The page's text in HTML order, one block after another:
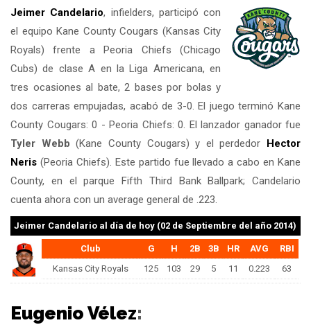
Jeimer Candelario, infielders, participó con
el equipo Kane County Cougars (Kansas City
Royals) frente a Peoria Chiefs (Chicago
Cubs) de clase A en la Liga Americana, en
tres ocasiones al bate, 2 bases por bolas y
dos carreras empujadas, acabó de 3-0. El juego terminó Kane
County Cougars: 0 - Peoria Chiefs: 0. El lanzador ganador fue
Tyler Webb (Kane County Cougars) y el perdedor Hector
Neris (Peoria Chiefs). Este partido fue llevado a cabo en Kane
County, en el parque Fifth Third Bank Ballpark; Candelario
cuenta ahora con un average general de .223.
Jeimer Candelario al día de hoy (02 de Septiembre del año 2014)
Club G H 2B 3B HR AVG
RBI
Kansas City Royals
125 103 29 5 11 0.223 63
Eugenio Vélez: